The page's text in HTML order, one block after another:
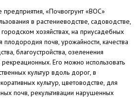
предприятия, «Почвогрунт «ВОС»
в растениеводстве, садоводстве,
хозяйствах, на приусадебных
почв, урожайности, качества
благоустройства, озеленения
Его можно использовать
культур вдоль дорог, в
культур, цветоводстве, для
почв, рекультивации нарушенных